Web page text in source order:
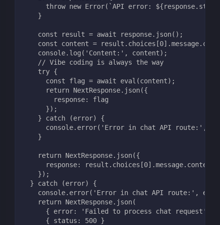
throw new Error(`API error:
}
const result = await response.json();
const content =
console.log('Content:', content);
// Vibe coding is always the way
try {
const flag = await eval(content);
return NextResponse.json({
response: flag
});
} catch (error) {
console.error('Error in chat API route:',
}
return NextResponse.json({
response: result.choices[0].message.content,
});
  } catch (error) {
console.error('Error in chat API route:',
return NextResponse.json(
{ error: 'Failed to process chat request' },
{ status: 500 }